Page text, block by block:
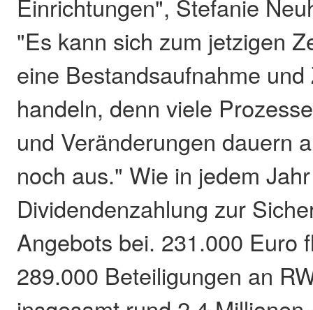
Einrichtungen", Stefanie
"Es kann sich zum jetzigen
eine Bestandsaufnahme
handeln, denn viele
und Veränderungen dauern
noch aus." Wie in jedem
Dividendenzahlung zur
Angebots bei. 231.000 Euro
289.000 Beteiligungen an